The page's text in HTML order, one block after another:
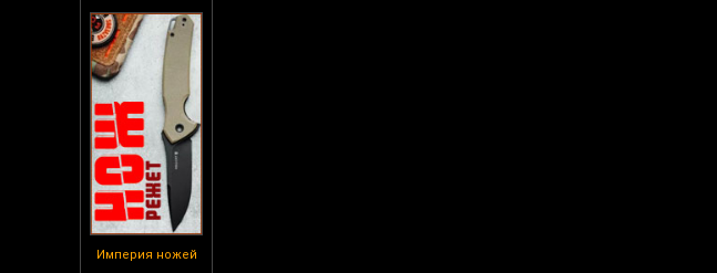
Империя ножей